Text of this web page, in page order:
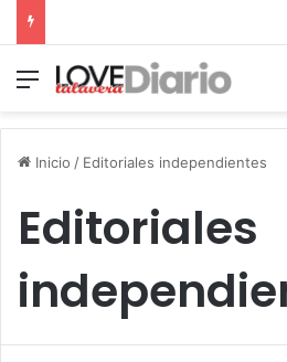
Menú
Inicio / Editoriales independientes
Editoriales